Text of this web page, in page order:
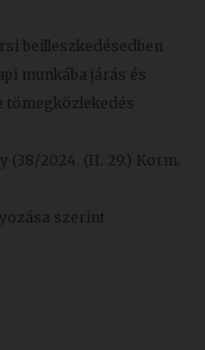
beilleszkedésedben
munkába járás és
tömegközlekedés
(38/2024. (II. 29.) Korm.
szerint